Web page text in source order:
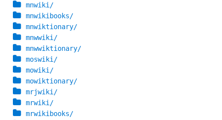
mnwiki/
mnwikibooks/
mnwiktionary/
mnwwiki/
mnwwiktionary/
moswiki/
mowiki/
mowiktionary/
mrjwiki/
mrwiki/
mrwikibooks/